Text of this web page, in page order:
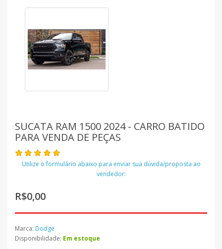
SUCATA RAM 1500 2024 - CARRO BATIDO
PARA VENDA DE PEÇAS
Utilize o formulário abaixo para enviar sua dúvida/proposta ao
vendedor:
R$0,00
Marca: Dodge
Disponibilidade: Em estoque